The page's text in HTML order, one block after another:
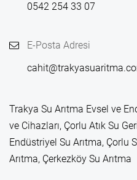
0542 254 33 07
E-Posta Adresi
Trakya Su Arıtma Evsel ve
ve Cihazları, Çorlu Atık Su
Endüstriyel Su Arıtma, Çorlu
Arıtma, Çerkezköy Su Arıtma